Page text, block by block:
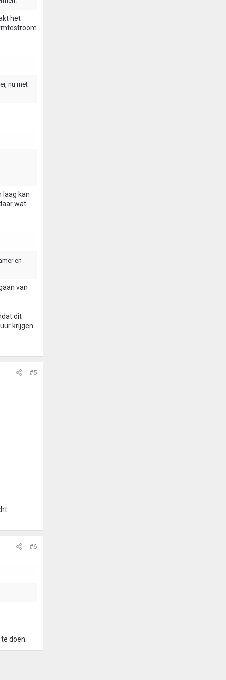
het
nu met
laag kan
wat
en
van
dit
krijgen
#5
#6
doen.